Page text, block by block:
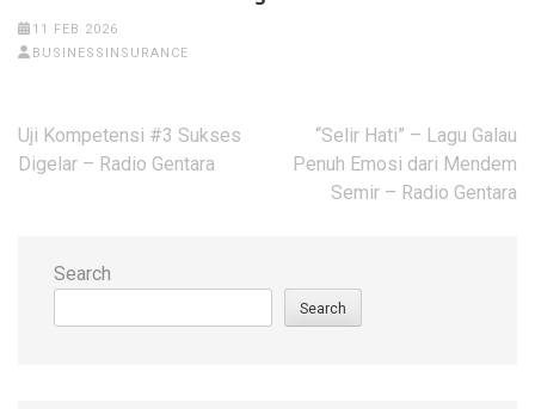
11 FEB 2026
BUSINESSINSURANCE
Post
navigation
Uji Kompetensi #3 Sukses
Digelar – Radio Gentara
“Selir Hati” – Lagu Galau
Penuh Emosi dari Mendem
Semir – Radio Gentara
Search
Search